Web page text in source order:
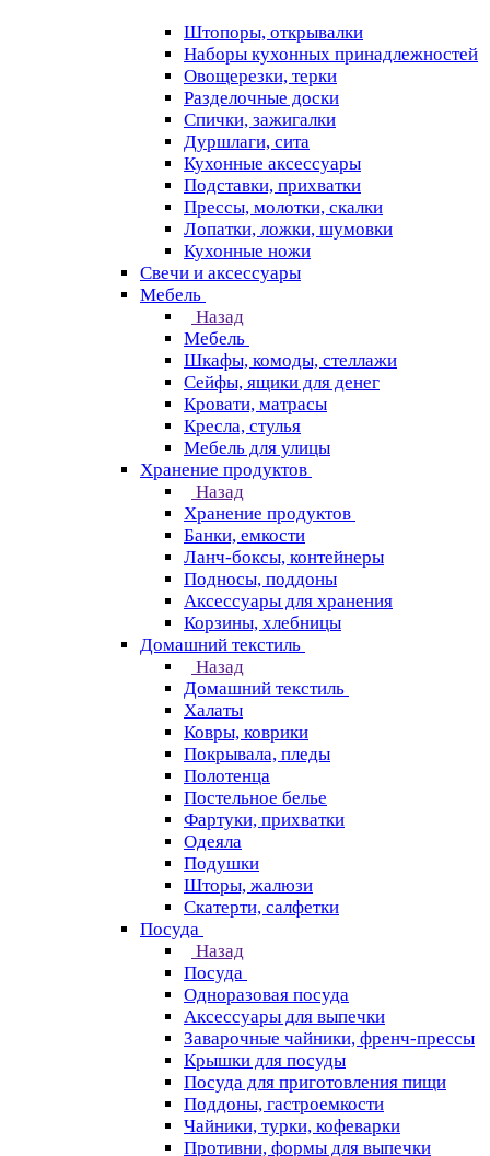
Штопоры, открывалки
Наборы кухонных принадлежностей
Овощерезки, терки
Разделочные доски
Спички, зажигалки
Дуршлаги, сита
Кухонные аксессуары
Подставки, прихватки
Прессы, молотки, скалки
Лопатки, ложки, шумовки
Кухонные ножи
Свечи и аксессуары
Мебель
Назад
Мебель
Шкафы, комоды, стеллажи
Сейфы, ящики для денег
Кровати, матрасы
Кресла, стулья
Мебель для улицы
Хранение продуктов
Назад
Хранение продуктов
Банки, емкости
Ланч-боксы, контейнеры
Подносы, поддоны
Аксессуары для хранения
Корзины, хлебницы
Домашний текстиль
Назад
Домашний текстиль
Халаты
Ковры, коврики
Покрывала, пледы
Полотенца
Постельное белье
Фартуки, прихватки
Одеяла
Подушки
Шторы, жалюзи
Скатерти, салфетки
Посуда
Назад
Посуда
Одноразовая посуда
Аксессуары для выпечки
Заварочные чайники, френч-прессы
Крышки для посуды
Посуда для приготовления пищи
Поддоны, гастроемкости
Чайники, турки, кофеварки
Противни, формы для выпечки